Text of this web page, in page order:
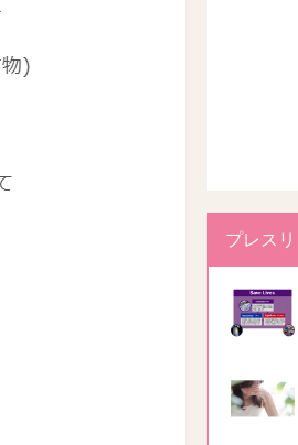
プレス